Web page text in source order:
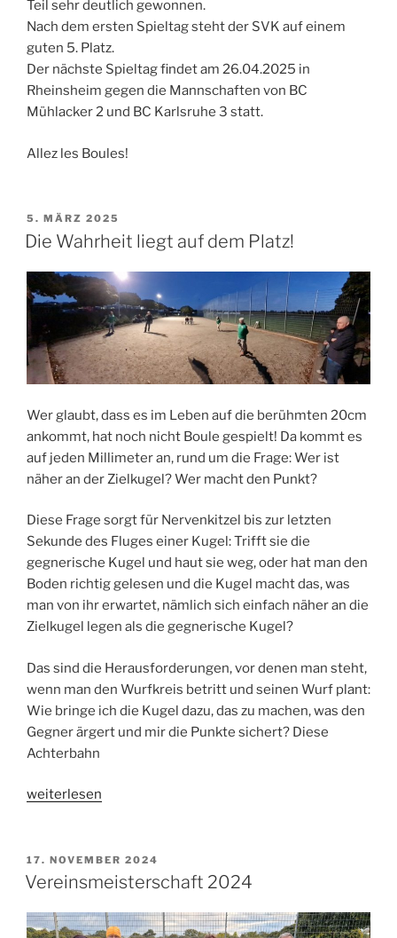
Teil sehr deutlich gewonnen.
Nach dem ersten Spieltag steht der SVK auf einem
guten 5. Platz.
Der nächste Spieltag findet am 26.04.2025 in
Rheinsheim gegen die Mannschaften von BC
Mühlacker 2 und BC Karlsruhe 3 statt.
Allez les Boules!
VERÖFFENTLICHT
AM
5. MÄRZ 2025
Die Wahrheit liegt auf dem Platz!
Wer glaubt, dass es im Leben auf die berühmten 20cm
ankommt, hat noch nicht Boule gespielt! Da kommt es
auf jeden Millimeter an, rund um die Frage: Wer ist
näher an der Zielkugel? Wer macht den Punkt?
Diese Frage sorgt für Nervenkitzel bis zur letzten
Sekunde des Fluges einer Kugel: Trifft sie die
gegnerische Kugel und haut sie weg, oder hat man den
Boden richtig gelesen und die Kugel macht das, was
man von ihr erwartet, nämlich sich einfach näher an die
Zielkugel legen als die gegnerische Kugel?
Das sind die Herausforderungen, vor denen man steht,
wenn man den Wurfkreis betritt und seinen Wurf plant:
Wie bringe ich die Kugel dazu, das zu machen, was den
Gegner ärgert und mir die Punkte sichert? Diese
Achterbahn
„Die
auf
dem
weiterlesen
VERÖFFENTLICHT
AM
17. NOVEMBER 2024
Vereinsmeisterschaft 2024